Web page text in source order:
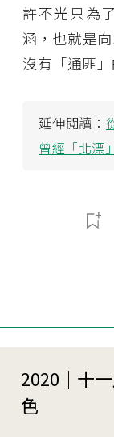
許不光只為
涵，也就是
沒有「通匪」
延伸閱讀：
曾經「北漂
2020｜十
色